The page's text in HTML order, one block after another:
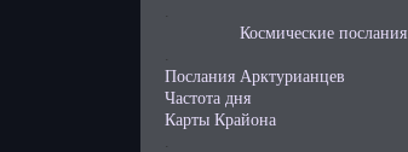
.
Космические послания
.
Послания Арктурианцев
Частота дня
Карты Крайона
.